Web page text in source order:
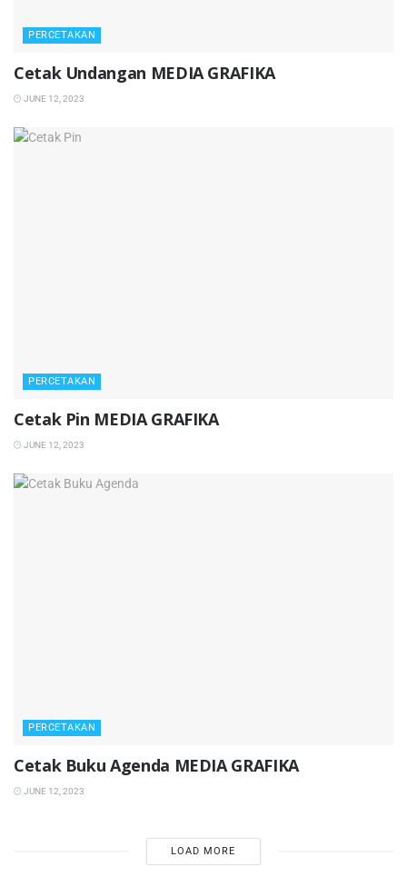
PERCETAKAN
Cetak Undangan MEDIA GRAFIKA
JUNE 12, 2023
PERCETAKAN
Cetak Pin MEDIA GRAFIKA
JUNE 12, 2023
PERCETAKAN
Cetak Buku Agenda MEDIA GRAFIKA
JUNE 12, 2023
LOAD MORE